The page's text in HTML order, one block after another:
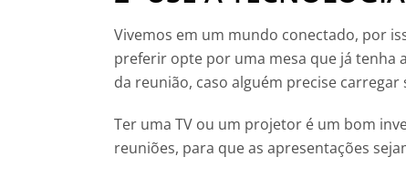
Vivemos em um mundo conectado, por
preferir opte por uma mesa que já tenha
da reunião, caso alguém precise
Ter uma TV ou um projetor é um bom
reuniões, para que as apresentações